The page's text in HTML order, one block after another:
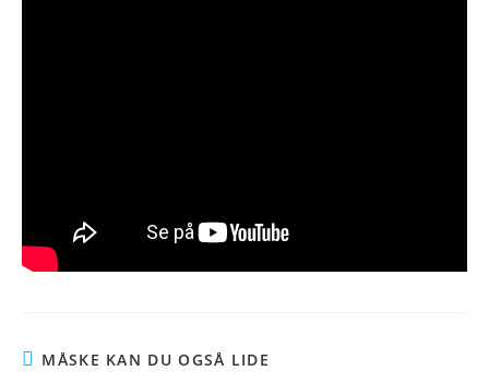
MÅSKE KAN DU OGSÅ LIDE